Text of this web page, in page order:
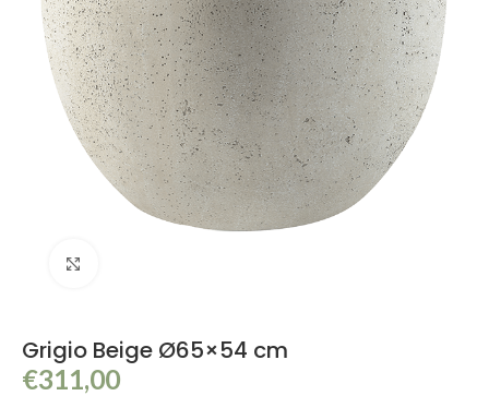
Grigio Beige Ø65×54 cm
€311,00